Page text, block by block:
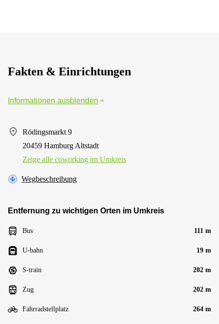
Fakten & Einrichtungen
Informationen ausblenden
Rödingsmarkt 9
20459 Hamburg Altstadt
Zeige alle сoworking im Umkreis
Wegbeschreibung
Entfernung zu wichtigen Orten im Umkreis
Bus 111 m
U-bahn 19 m
S-train 202 m
Zug 202 m
Fahrradstellplatz 264 m